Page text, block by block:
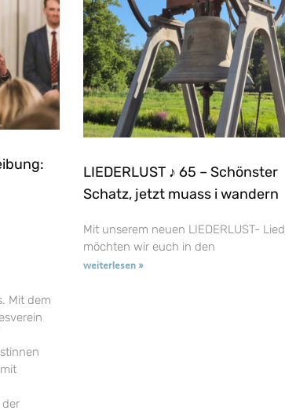
Mit dem
LIEDERLUST ♪ 65 – Schönster
Schatz, jetzt muass i wandern
Mit unserem neuen LIEDERLUST- Lied
möchten wir euch in den
weiterlesen »